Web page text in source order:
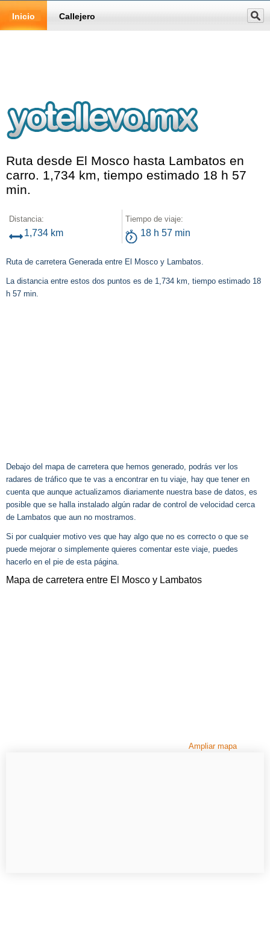
Inicio Callejero
Ruta desde El Mosco hasta Lambatos en
carro. 1,734 km, tiempo estimado 18 h 57
min.
Distancia:
1,734 km
Tiempo de viaje:
18 h 57 min
Ruta de carretera Generada entre El Mosco y Lambatos.
La distancia entre estos dos puntos es de 1,734 km, tiempo estimado 18
h 57 min.
Debajo del mapa de carretera que hemos generado, podrás ver los
radares de tráfico que te vas a encontrar en tu viaje, hay que tener en
cuenta que aunque actualizamos diariamente nuestra base de datos, es
posible que se halla instalado algún radar de control de velocidad cerca
de Lambatos que aun no mostramos.
Si por cualquier motivo ves que hay algo que no es correcto o que se
puede mejorar o simplemente quieres comentar este viaje, puedes
hacerlo en el pie de esta página.
Mapa de carretera entre El Mosco y Lambatos
Ampliar mapa